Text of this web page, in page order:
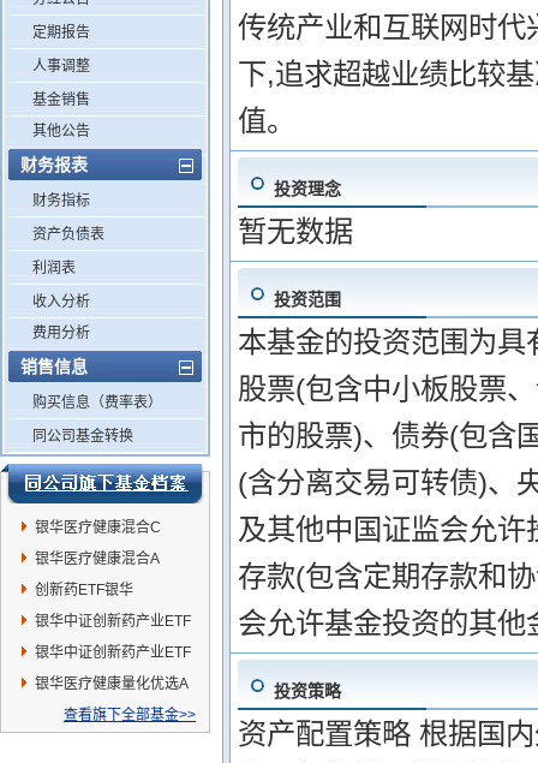
定期报告
人事调整
基金销售
其他公告
财务报表
财务指标
资产负债表
利润表
收入分析
费用分析
销售信息
购买信息（费率表）
同公司基金转换
银华医疗健康混合C
银华医疗健康混合A
创新药ETF银华
银华中证创新药产业ETF
发起式联接A
银华中证创新药产业ETF
发起式联接C
银华医疗健康量化优选A
查看旗下全部基金>>
传统产业和互联网时
下,追求超越业绩比较
值。
投资理念
暂无数据
投资范围
本基金的投资范围为
股票(包含中小板股票
市的股票)、债券(包含
(含分离交易可转债)、
及其他中国证监会允
存款(包含定期存款和
会允许基金投资的其
投资策略
资产配置策略 根据国